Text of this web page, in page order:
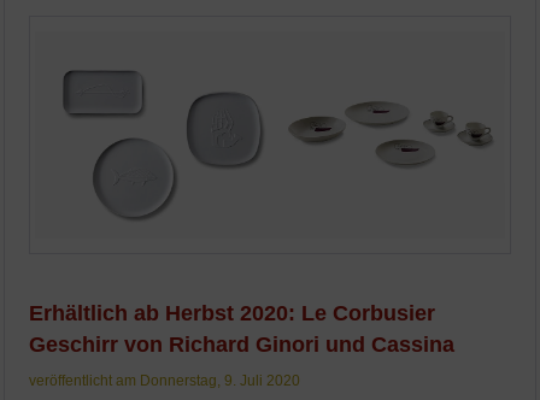
Erhältlich ab Herbst 2020: Le Corbusier
Geschirr von Richard Ginori und Cassina
veröffentlicht am Donnerstag, 9. Juli 2020